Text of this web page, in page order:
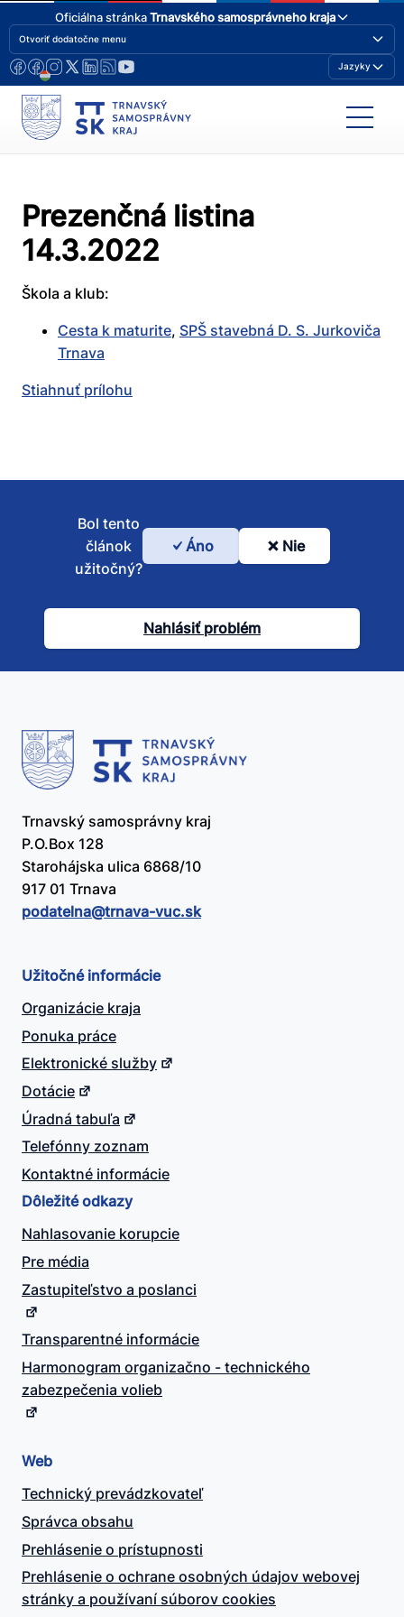
Oficiálna stránkaTrnavského samosprávneho kraja
Otvoriť dodatočne menu
Jazyky
Prezenčná listina
14.3.2022
Škola a klub:
Cesta k maturite, SPŠ stavebná D. S. Jurkoviča
Trnava
Stiahnuť prílohu
Bol
článok
užitočný?
Bol tento
článok
užitočný?
Áno Nie
Nahlásiť problém
Trnavský samosprávny kraj
P.O.Box 128
Starohájska ulica 6868/10
917 01 Trnava
podatelna@​trnava-vuc.sk
Užitočné informácie
Organizácie kraja
Ponuka práce
Elektronické služby
Dotácie
Úradná tabuľa
Telefónny zoznam
Kontaktné informácie
Dôležité odkazy
Nahlasovanie korupcie
Pre média
Zastupiteľstvo a poslanci
Transparentné informácie
Harmonogram organizačno - technického
zabezpečenia volieb
Web
Technický prevádzkovateľ
Správca obsahu
Prehlásenie o prístupnosti
Prehlásenie o ochrane osobných údajov webovej
stránky a používaní súborov cookies